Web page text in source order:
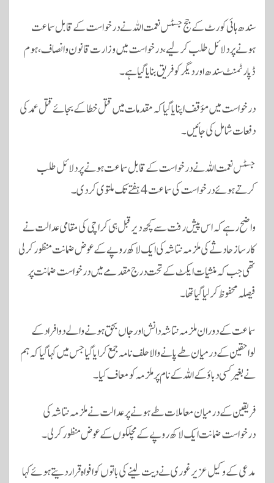
سندھ ہائی کورٹ کے جج جسٹس نعمت اللہ نے درخواست کے قابل سماعت
ہونے پر دلائل طلب کرلیے، درخواست میں وزارت قانون و انصاف، ہوم
ڈپارٹمنٹ سندھ اور دیگر کو فریق بنایا گیا ہے۔
درخواست میں مؤقف اپنایا گیا کہ مقدمات میں قتل خطا کے بجائے قتل عمد کی
دفعات شامل کی جائیں۔
جسٹس نعمت اللہ نے درخواست کے قابل سماعت ہونے پر دلائل طلب
کرتے ہوئے درخواست کی سماعت 4 ہفتے تک ملتوی کردی۔
واضح رہے کہ اس پیش رفت سے کچھ دیر قبل ہی کراچی کی مقامی عدالت نے
کارساز حادثے کی ملزمہ نتاشہ کی ایک لاکھ روپے کے عوض ضمانت منظور کرلی
تھی جب کہ منشیات ایکٹ کے تحت درج مقدمے میں درخواست ضمانت پر
فیصلہ محفوظ کرلیا گیا تھا۔
سماعت کے دوران ملزمہ نتاشہ دانش اور جاں بحق ہونے والے دو افراد کے
لواحقین کے درمیان طے پانے والا حلف نامہ جمع کرایا گیا جس میں کہا گیا کہ ہم
نے بغیر کسی دباؤ کے اللہ کے نام پر ملزمہ کو معاف کیا۔
فریقین کے درمیان معاملات طے ہونے پر عدالت نے ملزمہ نتاشہ کی
درخواست ضمانت ایک لاکھ روپے کے مچلکوں کے عوض منظور کرلی۔
مدعی کے وکیل عزیر غوری نے دیت لینے کی باتوں کو افواہ قرار دیتے ہوئے کہا